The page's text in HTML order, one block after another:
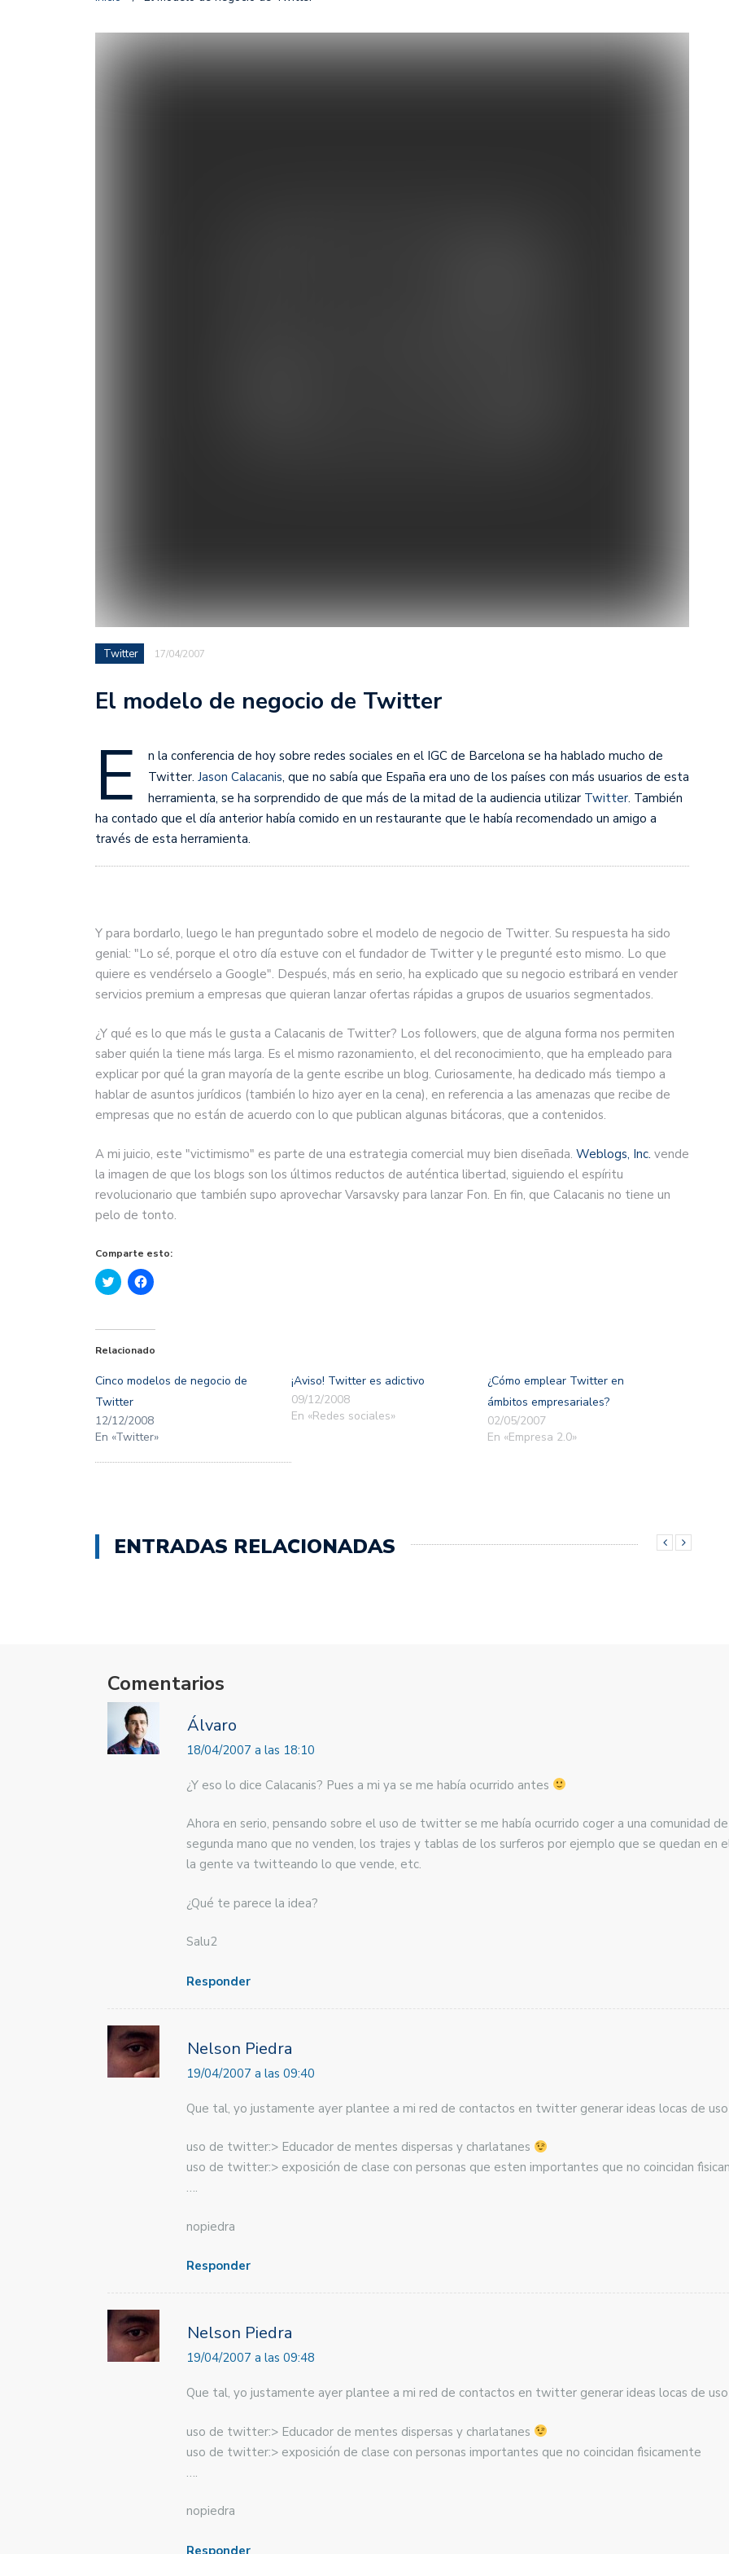
Twitter 17/04/2007
El modelo de negocio de Twitter
E
n la conferencia de hoy sobre redes sociales en el IGC de Barcelona se ha hablado mucho de
Twitter. Jason Calacanis, que no sabía que España era uno de los países con más usuarios de esta
herramienta, se ha sorprendido de que más de la mitad de la audiencia utilizar Twitter. También
ha contado que el día anterior había comido en un restaurante que le había recomendado un amigo a
través de esta herramienta.
Y para bordarlo, luego le han preguntado sobre el modelo de negocio de Twitter. Su respuesta ha sido
genial: "Lo sé, porque el otro día estuve con el fundador de Twitter y le pregunté esto mismo. Lo que
quiere es vendérselo a Google". Después, más en serio, ha explicado que su negocio estribará en vender
servicios premium a empresas que quieran lanzar ofertas rápidas a grupos de usuarios segmentados.
¿Y qué es lo que más le gusta a Calacanis de Twitter? Los followers, que de alguna forma nos permiten
saber quién la tiene más larga. Es el mismo razonamiento, el del reconocimiento, que ha empleado para
explicar por qué la gran mayoría de la gente escribe un blog. Curiosamente, ha dedicado más tiempo a
hablar de asuntos jurídicos (también lo hizo ayer en la cena), en referencia a las amenazas que recibe de
empresas que no están de acuerdo con lo que publican algunas bitácoras, que a contenidos.
A mi juicio, este "victimismo" es parte de una estrategia comercial muy bien diseñada. Weblogs, Inc. vende
la imagen de que los blogs son los últimos reductos de auténtica libertad, siguiendo el espíritu
revolucionario que también supo aprovechar Varsavsky para lanzar Fon. En fin, que Calacanis no tiene un
pelo de tonto.
Comparte esto:
Haz
clic
Twitter
abre
ventana
nueva)
Haz
clic
Facebook
abre
una
ventana
Relacionado
Cinco modelos de negocio de
Twitter
12/12/2008
En «Twitter»
¡Aviso! Twitter es adictivo
09/12/2008
En «Redes sociales»
¿Cómo emplear Twitter en
ámbitos empresariales?
02/05/2007
En «Empresa 2.0»
ENTRADAS RELACIONADAS
Comentarios
Álvaro
18/04/2007 a las 18:10
¿Y eso lo dice Calacanis? Pues a mi ya se me había ocurrido antes
Ahora en serio, pensando sobre el uso de twitter se me había ocurrido coger a una comunidad
segunda mano que no venden, los trajes y tablas de los surferos por ejemplo que se quedan en
la gente va twitteando lo que vende, etc.
¿Qué te parece la idea?
Salu2
Responder
Nelson Piedra
19/04/2007 a las 09:40
Que tal, yo justamente ayer plantee a mi red de contactos en twitter generar ideas locas de
uso de twitter:> Educador de mentes dispersas y charlatanes
uso de twitter:> exposición de clase con personas que esten importantes que no coincidan
….
nopiedra
Responder
Nelson Piedra
19/04/2007 a las 09:48
Que tal, yo justamente ayer plantee a mi red de contactos en twitter generar ideas locas de
uso de twitter:> Educador de mentes dispersas y charlatanes
uso de twitter:> exposición de clase con personas importantes que no coincidan fìsicamente
….
nopiedra
Responder